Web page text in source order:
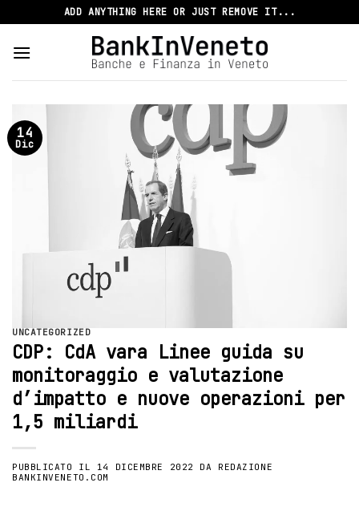
to
content
ADD ANYTHING HERE OR JUST REMOVE IT...
14
Dic
UNCATEGORIZED
CDP: CdA vara Linee guida su
monitoraggio e valutazione
d’impatto e nuove operazioni per
1,5 miliardi
PUBBLICATO IL 14 DICEMBRE 2022 DA REDAZIONE
BANKINVENETO.COM